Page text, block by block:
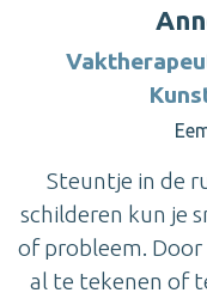
Steuntje in de
schilderen kun je
of probleem. Door
al te tekenen of